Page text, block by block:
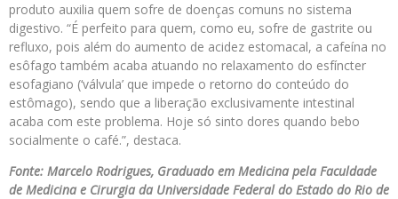
produto auxilia quem sofre de doenças comuns no sistema
digestivo. “É perfeito para quem, como eu, sofre de gastrite ou
refluxo, pois além do aumento de acidez estomacal, a cafeína no
esôfago também acaba atuando no relaxamento do esfíncter
esofagiano (‘válvula’ que impede o retorno do conteúdo do
estômago), sendo que a liberação exclusivamente intestinal
acaba com este problema. Hoje só sinto dores quando bebo
socialmente o café.”, destaca.
Fonte: Marcelo Rodrigues, Graduado em Medicina pela Faculdade
de Medicina e Cirurgia da Universidade Federal do Estado do Rio de